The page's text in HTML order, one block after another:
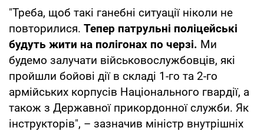
"Треба, щоб такі ганебні ситуації ніколи не
повторилися. Тепер патрульні поліцейські
будуть жити на полігонах по черзі. Ми
будемо залучати військовослужбовців, які
пройшли бойові дії в складі 1-го та 2-го
армійських корпусів Національного гвардії, а
також з Державної прикордонної служби. Як
інструкторів", – зазначив міністр внутрішніх